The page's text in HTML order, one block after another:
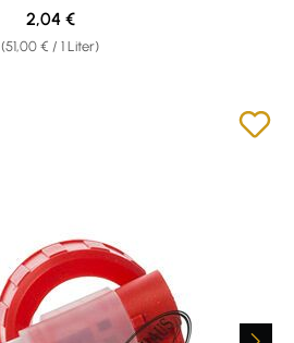
(51,00 € / 1 Liter)
Regulärer Preis:
2,04 €